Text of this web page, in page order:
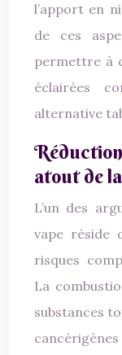
l’apport en
de ces
permettre à
éclairées
alternative
atout de
L’un des
vape réside
risques
La
substances